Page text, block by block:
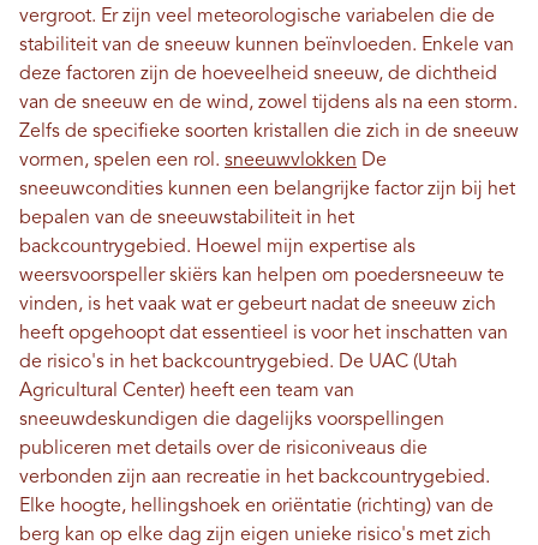
vergroot. Er zijn veel meteorologische variabelen die de
stabiliteit van de sneeuw kunnen beïnvloeden. Enkele van
deze factoren zijn de hoeveelheid sneeuw, de dichtheid
van de sneeuw en de wind, zowel tijdens als na een storm.
Zelfs de specifieke soorten kristallen die zich in de sneeuw
vormen, spelen een rol. sneeuwvlokken De
sneeuwcondities kunnen een belangrijke factor zijn bij het
bepalen van de sneeuwstabiliteit in het
backcountrygebied. Hoewel mijn expertise als
weersvoorspeller skiërs kan helpen om poedersneeuw te
vinden, is het vaak wat er gebeurt nadat de sneeuw zich
heeft opgehoopt dat essentieel is voor het inschatten van
de risico's in het backcountrygebied. De UAC (Utah
Agricultural Center) heeft een team van
sneeuwdeskundigen die dagelijks voorspellingen
publiceren met details over de risiconiveaus die
verbonden zijn aan recreatie in het backcountrygebied.
Elke hoogte, hellingshoek en oriëntatie (richting) van de
berg kan op elke dag zijn eigen unieke risico's met zich